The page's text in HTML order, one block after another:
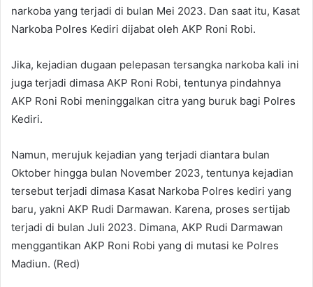
narkoba yang terjadi di bulan Mei 2023. Dan saat itu, Kasat
Narkoba Polres Kediri dijabat oleh AKP Roni Robi.
Jika, kejadian dugaan pelepasan tersangka narkoba kali ini
juga terjadi dimasa AKP Roni Robi, tentunya pindahnya
AKP Roni Robi meninggalkan citra yang buruk bagi Polres
Kediri.
Namun, merujuk kejadian yang terjadi diantara bulan
Oktober hingga bulan November 2023, tentunya kejadian
tersebut terjadi dimasa Kasat Narkoba Polres kediri yang
baru, yakni AKP Rudi Darmawan. Karena, proses sertijab
terjadi di bulan Juli 2023. Dimana, AKP Rudi Darmawan
menggantikan AKP Roni Robi yang di mutasi ke Polres
Madiun. (Red)